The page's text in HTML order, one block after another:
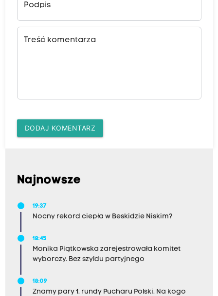
Podpis
Treść komentarza
DODAJ KOMENTARZ
Najnowsze
19:37
Nocny rekord ciepła w Beskidzie Niskim?
18:45
Monika Piątkowska zarejestrowała komitet
wyborczy. Bez szyldu partyjnego
18:09
Znamy pary 1. rundy Pucharu Polski. Na kogo